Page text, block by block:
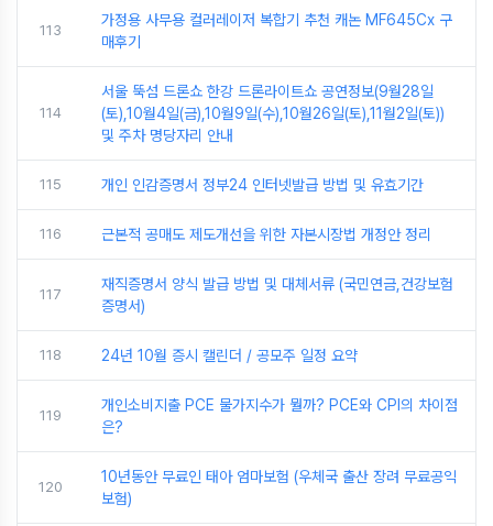
113
가정용 사무용 컬러레이저 복합기 추천 캐논 MF645Cx 구
매후기
114
서울 뚝섬 드론쇼 한강 드론라이트쇼 공연정보(9월28일
(토),10월4일(금),10월9일(수),10월26일(토),11월2일(토))
및 주차 명당자리 안내
115 개인 인감증명서 정부24 인터넷발급 방법 및 유효기간
116 근본적 공매도 제도개선을 위한 자본시장법 개정안 정리
117
재직증명서 양식 발급 방법 및 대체서류 (국민연금,건강보험
증명서)
118 24년 10월 증시 캘린더 / 공모주 일정 요약
119
개인소비지출 PCE 물가지수가 뭘까? PCE와 CPI의 차이점
은?
120
10년동안 무료인 태아 엄마보험 (우체국 출산 장려 무료공익
보험)